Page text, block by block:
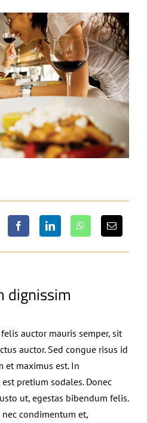
dignissim
auctor mauris semper, sit
auctor. Sed congue risus id
et maximus est. In
pretium sodales. Donec
ut, egestas bibendum felis.
condimentum et,